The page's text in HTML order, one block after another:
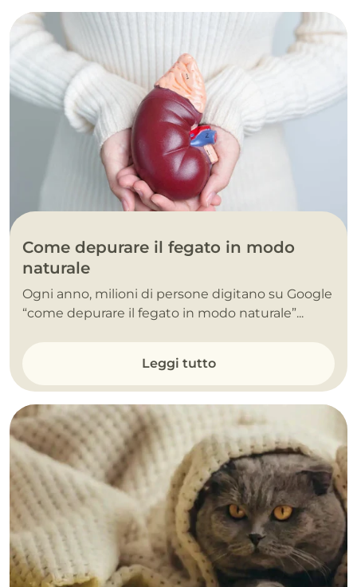
Come depurare il fegato in modo
naturale
Ogni anno, milioni di persone digitano su Google
“come depurare il fegato in modo naturale”...
Leggi tutto